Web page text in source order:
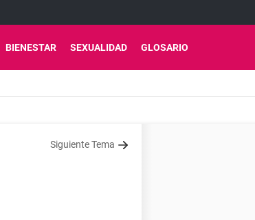
BIENESTAR SEXUALIDAD GLOSARIO
Siguiente Tema